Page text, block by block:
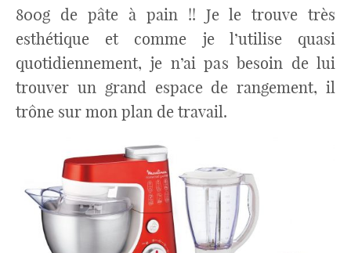
800g de pâte à pain !! Je le trouve très
esthétique et comme je l’utilise quasi
quotidiennement, je n’ai pas besoin de lui
trouver un grand espace de rangement, il
trône sur mon plan de travail.